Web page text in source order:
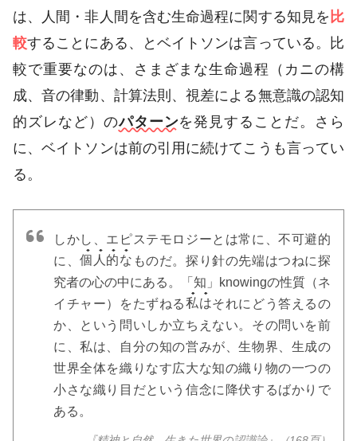
は、人間・非人間を含む生命過程に関する知見を 比
較することにある、とベイトソンは言っている。比
較で重要なのは、さまざまな生命過程（カニの構
成、音の律動、計算法則、視差による無意識の認知
的ズレなど）のパターンを発見することだ。さら
に、ベイトソンは前の引用に続けてこうも言ってい
る。
しかし、エピステモロジーとは常に、不可避的
に、個人的な ものだ。探り針の先端はつねに探
究者の心の中にある。「知」knowingの性質（ネ
イチャー）をたずねる私はそれにどう答えるの
か、という問いしか立ちえない。その問いを前
に、私は、自分の知の営みが、生物界、生成の
世界全体を織りなす広大な知の織り物の一つの
小さな織り目だという信念に降伏するばかりで
ある。